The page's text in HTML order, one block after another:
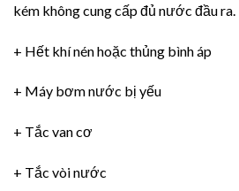
kém không cung cấp đủ nước đầu ra.
+ Hết khí nén hoặc thủng bình áp
+ Máy bơm nước bị yếu
+ Tắc van cơ
+ Tắc vòi nước